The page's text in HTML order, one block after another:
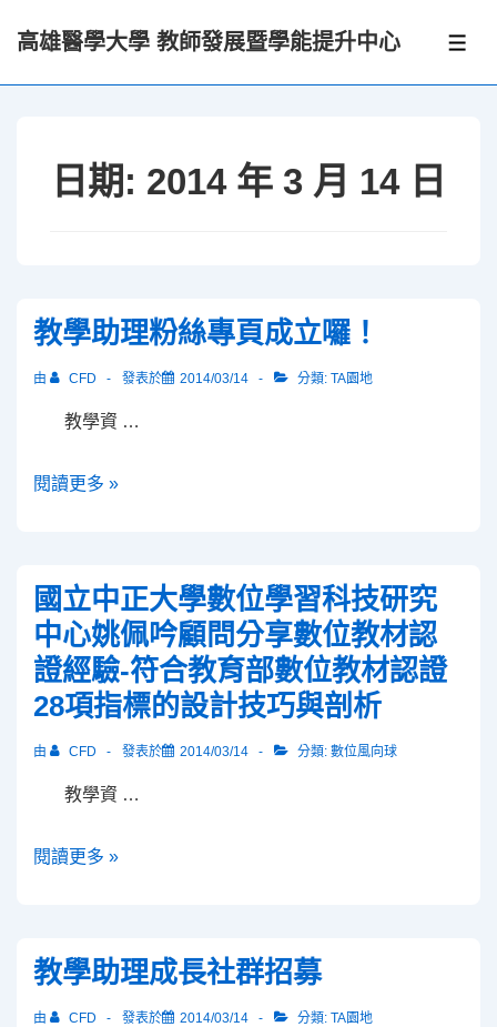
Skip高雄醫學大學 教師發展暨學能提升中心
選
日期: 2014 年 3 月 14 日
教學助理粉絲專頁成立囉！
由 CFD 發表於 2014/03/14 分類: TA園地
教學資 …
教
粉
絲
專
頁
立
囉！
閱讀更多 »
國立中正大學數位學習科技研究
中心姚佩吟顧問分享數位教材認
證經驗-符合教育部數位教材認證
28項指標的設計技巧與剖析
由 CFD 發表於 2014/03/14 分類: 數位風向球
教學資 …
國
大
學
閱讀更多 »
教學助理成長社群招募
由 CFD 發表於 2014/03/14 分類: TA園地